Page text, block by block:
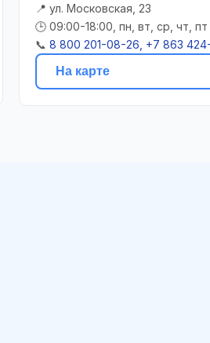
📍 ул. Московская, 23
🕒 09:00-18:00, пн, вт, ср, чт, пт
📞8 800 201-08-26, +7 863
На карте